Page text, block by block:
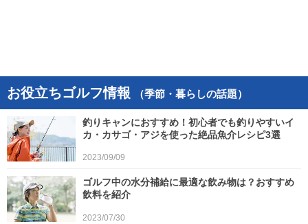
お役立ちゴルフ情報 （季節・暮らしの話題）
釣りキャンにおすすめ！初心者でも釣りやすいイ
カ・カサゴ・アジを使った絶品魚介レシピ3選
2023/09/09
ゴルフ中の水分補給に最適な飲み物は？おすすめ
飲料を紹介
2023/07/30